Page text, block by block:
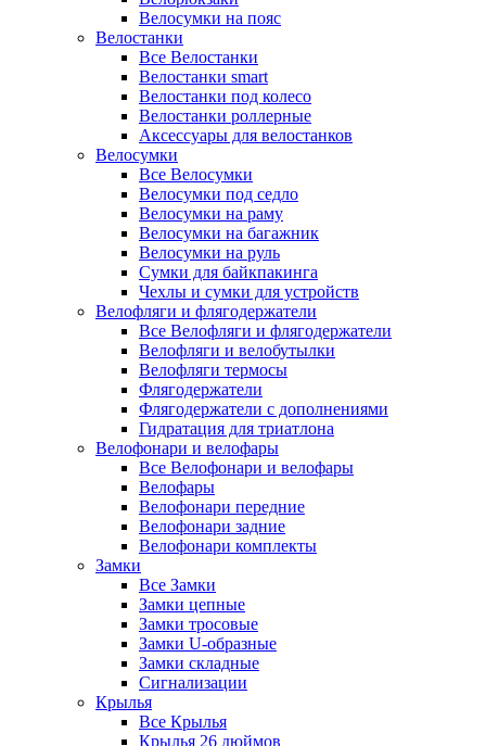
Велосумки на пояс
Велостанки
Все Велостанки
Велостанки smart
Велостанки под колесо
Велостанки роллерные
Аксессуары для велостанков
Велосумки
Все Велосумки
Велосумки под седло
Велосумки на раму
Велосумки на багажник
Велосумки на руль
Сумки для байкпакинга
Чехлы и сумки для устройств
Велофляги и флягодержатели
Все Велофляги и флягодержатели
Велофляги и велобутылки
Велофляги термосы
Флягодержатели
Флягодержатели с дополнениями
Гидратация для триатлона
Велофонари и велофары
Все Велофонари и велофары
Велофары
Велофонари передние
Велофонари задние
Велофонари комплекты
Замки
Все Замки
Замки цепные
Замки тросовые
Замки U-образные
Замки складные
Сигнализации
Крылья
Все Крылья
Крылья 26 дюймов